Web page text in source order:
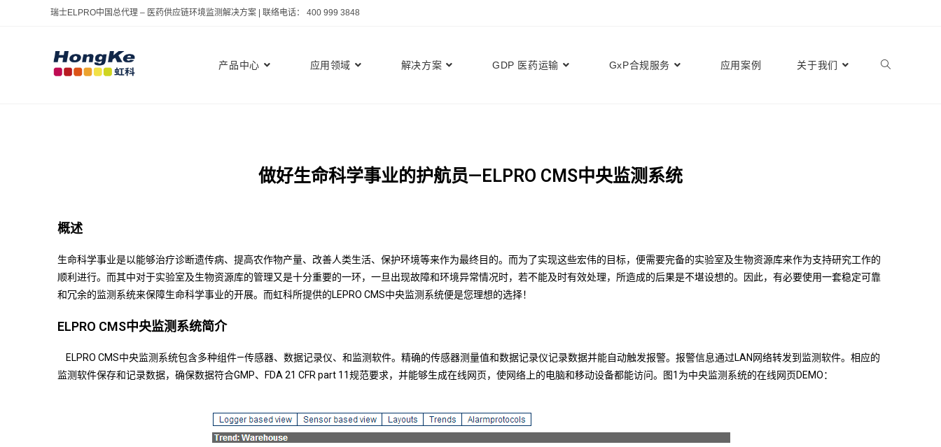
瑞士ELPRO中国总代理 – 医药供应链环境监测解决方案 | 联络电话： 400 999 3848
产品中心 应用领域 解决方案 GDP 医药运输 GxP合规服务 应用案例 关于我们
做好生命科学事业的护航员—ELPRO CMS中央监测系统
概述
生命科学事业是以能够治疗诊断遗传病、提高农作物产量、改善人类生活、保护环境等来作为最终目的。而为了实现这些宏伟的目标，便需要完备的实验室及生物资源库来作为支持研究工作的
顺利进行。而其中对于实验室及生物资源库的管理又是十分重要的一环，一旦出现故障和环境异常情况时，若不能及时有效处理，所造成的后果是不堪设想的。因此，有必要使用一套稳定可靠
和冗余的监测系统来保障生命科学事业的开展。而虹科所提供的LEPRO CMS中央监测系统便是您理想的选择！
ELPRO CMS中央监测系统简介
ELPRO CMS中央监测系统包含多种组件—传感器、数据记录仪、和监测软件。精确的传感器测量值和数据记录仪记录数据并能自动触发报警。报警信息通过LAN网络转发到监测软件。相应的
监测软件保存和记录数据，确保数据符合GMP、FDA 21 CFR part 11规范要求，并能够生成在线网页，使网络上的电脑和移动设备都能访问。图1为中央监测系统的在线网页DEMO：